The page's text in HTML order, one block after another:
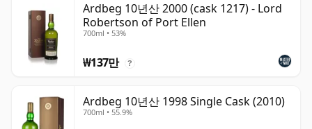
Ardbeg 10년산 2000 (cask 1217) - Lord
Robertson of Port Ellen
700ml • 53%
₩137만 ?
Ardbeg 10년산 1998 Single Cask (2010)
700ml • 55.9%